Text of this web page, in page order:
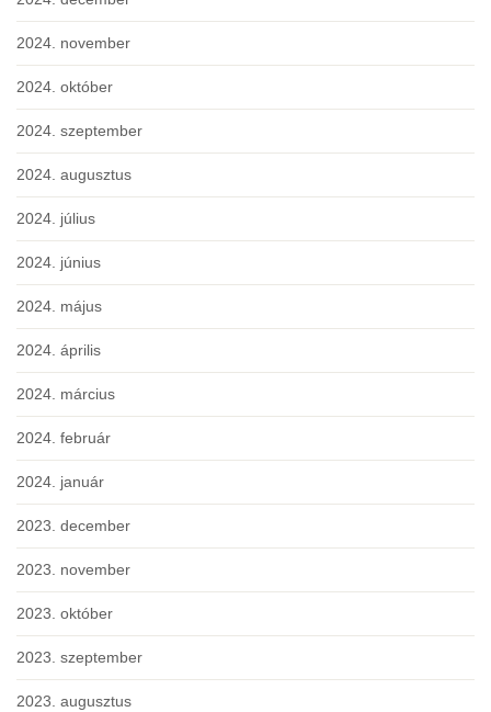
2024. november
2024. október
2024. szeptember
2024. augusztus
2024. július
2024. június
2024. május
2024. április
2024. március
2024. február
2024. január
2023. december
2023. november
2023. október
2023. szeptember
2023. augusztus